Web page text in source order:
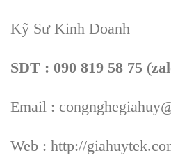
Kỹ Sư Kinh Doanh
SDT : 090 819 58 75
Email :
Web : http://